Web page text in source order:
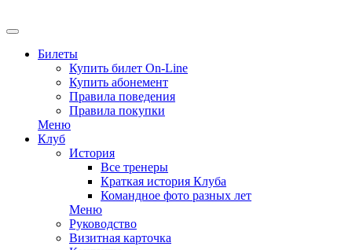
Билеты
Купить билет On-Line
Купить абонемент
Правила поведения
Правила покупки
Меню
Клуб
История
Все тренеры
Краткая история Клуба
Командное фото разных лет
Меню
Руководство
Визитная карточка